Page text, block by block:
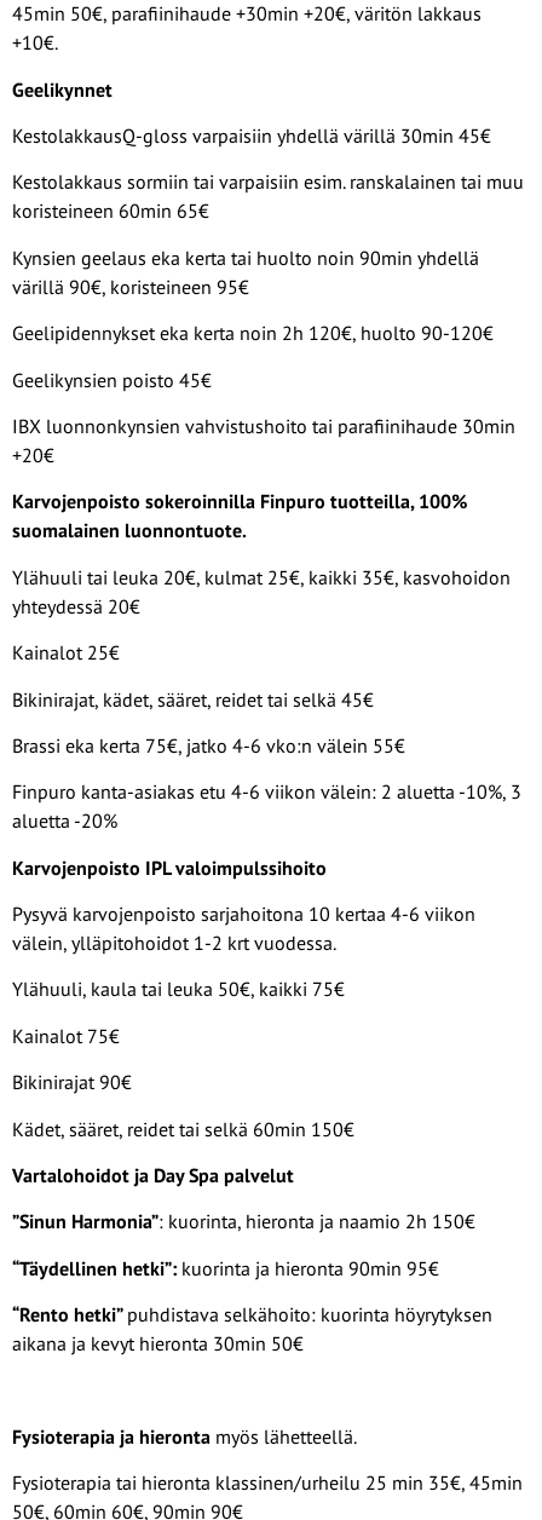
45min 50€, parafiinihaude +30min +20€, väritön lakkaus
+10€.
Geelikynnet
KestolakkausQ-gloss varpaisiin yhdellä värillä 30min 45€
Kestolakkaus sormiin tai varpaisiin esim. ranskalainen tai muu
koristeineen 60min 65€
Kynsien geelaus eka kerta tai huolto noin 90min yhdellä
värillä 90€, koristeineen 95€
Geelipidennykset eka kerta noin 2h 120€, huolto 90-120€
Geelikynsien poisto 45€
IBX luonnonkynsien vahvistushoito tai parafiinihaude 30min
+20€
Karvojenpoisto sokeroinnilla Finpuro tuotteilla, 100%
suomalainen luonnontuote.
Ylähuuli tai leuka 20€, kulmat 25€, kaikki 35€, kasvohoidon
yhteydessä 20€
Kainalot 25€
Bikinirajat, kädet, sääret, reidet tai selkä 45€
Brassi eka kerta 75€, jatko 4-6 vko:n välein 55€
Finpuro kanta-asiakas etu 4-6 viikon välein: 2 aluetta -10%, 3
aluetta -20%
Karvojenpoisto IPL valoimpulssihoito
Pysyvä karvojenpoisto sarjahoitona 10 kertaa 4-6 viikon
välein, ylläpitohoidot 1-2 krt vuodessa.
Ylähuuli, kaula tai leuka 50€, kaikki 75€
Kainalot 75€
Bikinirajat 90€
Kädet, sääret, reidet tai selkä 60min 150€
Vartalohoidot ja Day Spa palvelut
”Sinun Harmonia”: kuorinta, hieronta ja naamio 2h 150€
“Täydellinen hetki”: kuorinta ja hieronta 90min 95€
“Rento hetki” puhdistava selkähoito: kuorinta höyrytyksen
aikana ja kevyt hieronta 30min 50€
Fysioterapia ja hieronta myös lähetteellä.
Fysioterapia tai hieronta klassinen/urheilu 25 min 35€, 45min
50€, 60min 60€, 90min 90€